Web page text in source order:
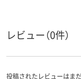
カラーグ
イエロー系
レビュー（0件）
投稿されたレビューはま